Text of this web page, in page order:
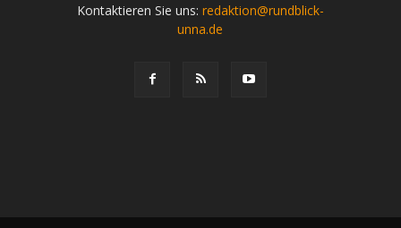
Kontaktieren Sie uns: redaktion@rundblick-
unna.de